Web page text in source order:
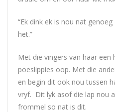
“Ek dink ek is nou nat
het.”
Met die vingers van haar een
poeslippies oop. Met die
en begin dit ook nou tussen
vryf. Dit lyk asof die lap nou
frommel so nat is dit.